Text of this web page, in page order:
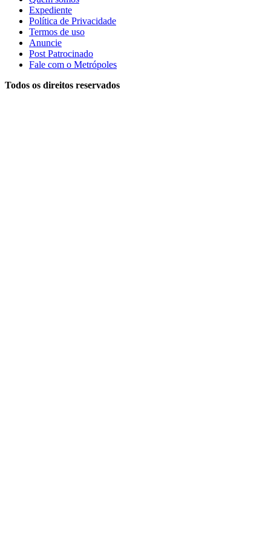
Expediente
Política de Privacidade
Termos de uso
Anuncie
Post Patrocinado
Fale com o Metrópoles
Todos os direitos reservados